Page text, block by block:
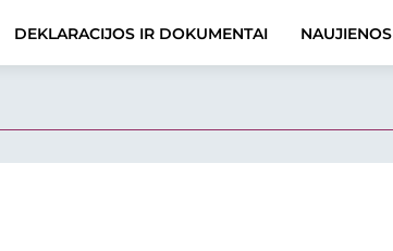
DEKLARACIJOS IR DOKUMENTAI NAUJIENOS